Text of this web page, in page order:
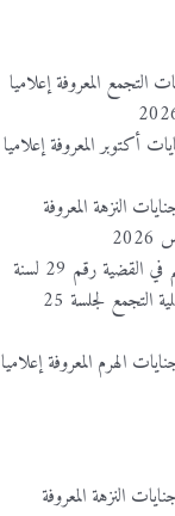
رقم 475 لسنة 2025 جنايات التجمع المعروفة إعلاميا
رقم 500 لسنة 2025، جنايات أكتوبر المعروفة إعلاميا
في القضية رقم 11149 لسنة 2024 جنايات النزهة المعروفة
168 متهم من بينهم المصور الصحفي حمدي الزعيم في القضية رقم 29 لسنة
2025 جنايات التجمع المعروفة إعلاميا بقضية خلية التجمع لجلسة 25
في القضية رقم 69091 لسنة 2024 جنايات الهرم المعروفة إعلاميا
في القضية رقم 20905 لسنة 2024 جنايات النزهة المعروفة